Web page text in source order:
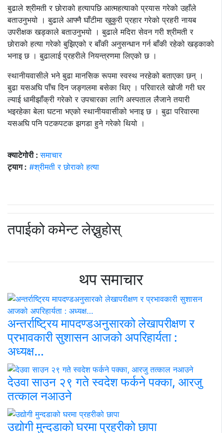
बुढाले श्रीमती र छोराको हत्यापछि आत्महत्याको प्रयास गरेको उहाँले
बताउनुभयो । बुढाले आफ्नै घाँटीमा खुकुरी प्रहार गरेको प्रहरी नायब
उपरीक्षक खड्काले बताउनुभयो । बुढाले मदिरा सेवन गरी श्रीमती र
छोराको हत्या गरेको बुझिएको र बाँकी अनुसन्धान गर्न बाँकी रहेको खड्काको
भनाइ छ । बुढालाई प्रहरीले नियन्त्रणमा लिएको छ ।
स्थानीयवासीले भने बुढा मानसिक रूपमा स्वस्थ नरहेको बताएका छन् ।
बुढा यसअघि पाँच दिन जङ्गलमा बसेका थिए । परिवारले खोजी गरी घर
ल्याई धामीझाँक्री गरेको र उपचारका लागि अस्पताल लैजाने तयारी
भइरहेका बेला घटना भएको स्थानीयवासीको भनाइ छ । बुढा परिवारमा
यसअघि पनि पटकपटक झगडा हुने गरेको थियो ।
क्याटेगोरी :समाचार
ट्याग : #श्रीमती र छोराको हत्या
तपाईको कमेन्ट लेख्नुहोस्
थप समाचार
अन्तर्राष्ट्रिय मापदण्डअनुसारको लेखापरीक्षण र
प्रभावकारी सुशासन आजको अपरिहार्यता :
अध्यक्ष…
देउवा साउन २९ गते स्वदेश फर्कने पक्का, आरजु
तत्काल नआउने
उद्योगी मुन्दडाको घरमा प्रहरीको छापा